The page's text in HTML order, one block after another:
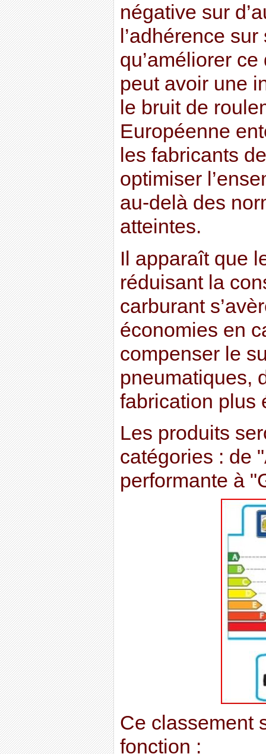
négative sur
l’adhérence
qu’améliorer
peut avoir une
le bruit de
Européenne
les fabricants
optimiser
au-delà des
atteintes.
Il apparaît que
réduisant la
carburant
économies en
compenser le
pneumatiques,
fabrication plus
Les produits
catégories : de
performante à
Ce classement
fonction :